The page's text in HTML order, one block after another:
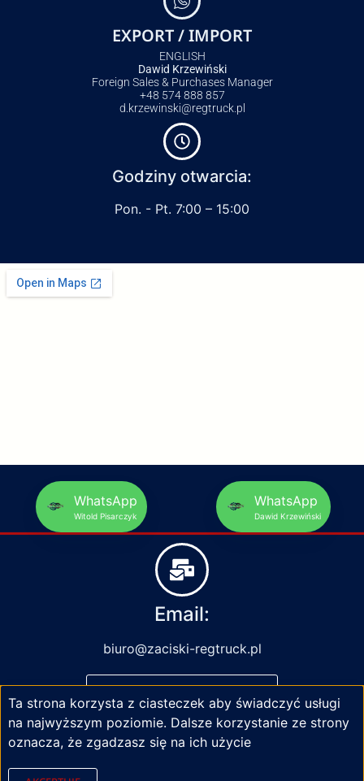
EXPORT / IMPORT
ENGLISH
Dawid Krzewiński
Foreign Sales & Purchases Manager
+48 574 888 857
d.krzewinski@regtruck.pl
Godziny otwarcia:
Pon. - Pt. 7:00 – 15:00
WhatsApp
Witold Pisarczyk
WhatsApp
Dawid Krzewiński
Email:
biuro@zaciski-regtruck.pl
NAPISZ DO NAS
Ta strona korzysta z ciasteczek aby świadczyć usługi
na najwyższym poziomie. Dalsze korzystanie ze strony
oznacza, że zgadzasz się na ich użycie